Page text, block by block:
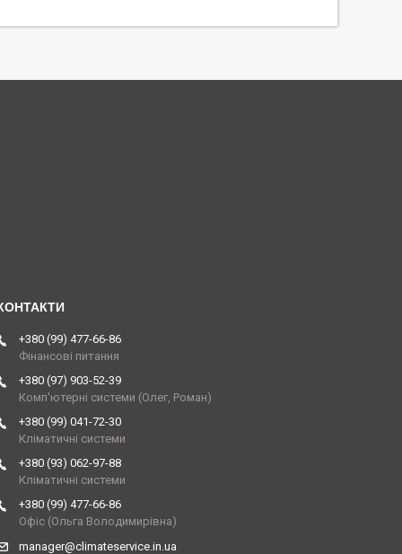
+380 (99) 477-66-86
Фінансові питання
+380 (97) 903-52-39
Комп'ютерні системи (Олег, Роман)
+380 (99) 041-72-30
Кліматичні системи
+380 (93) 062-97-88
Кліматичні системи
+380 (99) 477-66-86
Офіс (Ольга Володимирівна)
manager@climateservice.in.ua